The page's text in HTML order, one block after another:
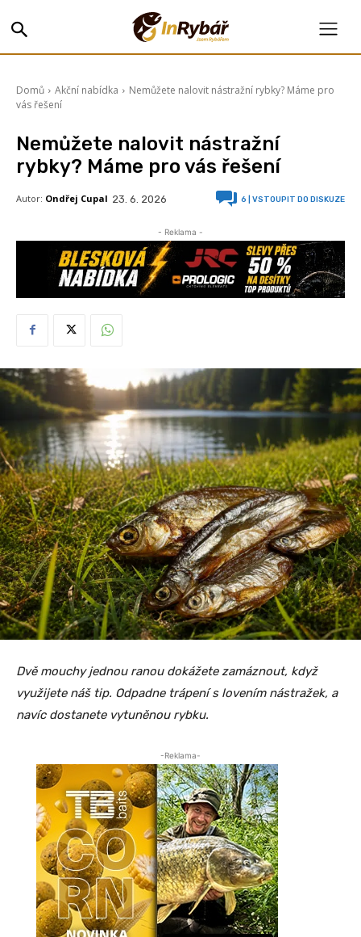
Domů Akční nabídka
Nemůžete nalovit nástražní rybky? Máme pro
vás řešení
Nemůžete nalovit nástražní
rybky? Máme pro vás řešení
Autor: Ondřej Cupal 23. 6. 2026 6 | VSTOUPIT DO DISKUZE
- Reklama -
Dvě mouchy jednou ranou dokážete zamáznout, když
využijete náš tip. Odpadne trápení s lovením nástražek, a
navíc dostanete vytuněnou rybku.
-Reklama-